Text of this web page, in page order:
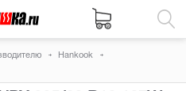
Hankook